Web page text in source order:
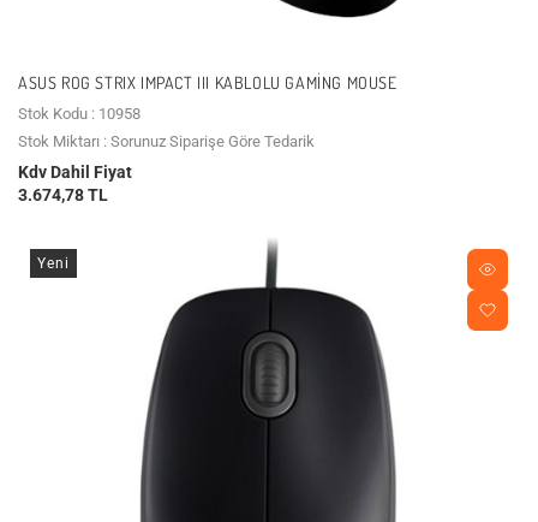
ASUS ROG STRIX IMPACT III KABLOLU GAMING MOUSE
Stok Kodu : 10958
Stok Miktarı : Sorunuz Siparişe Göre Tedarik
Kdv Dahil Fiyat
3.674,78 TL
Yeni